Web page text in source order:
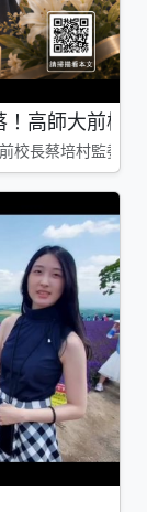
！高師大前校
校長蔡培村監委